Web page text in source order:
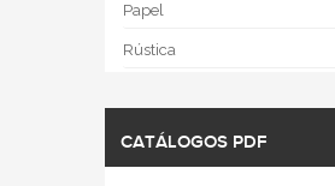
Papel
Rústica
CATÁLOGOS PDF